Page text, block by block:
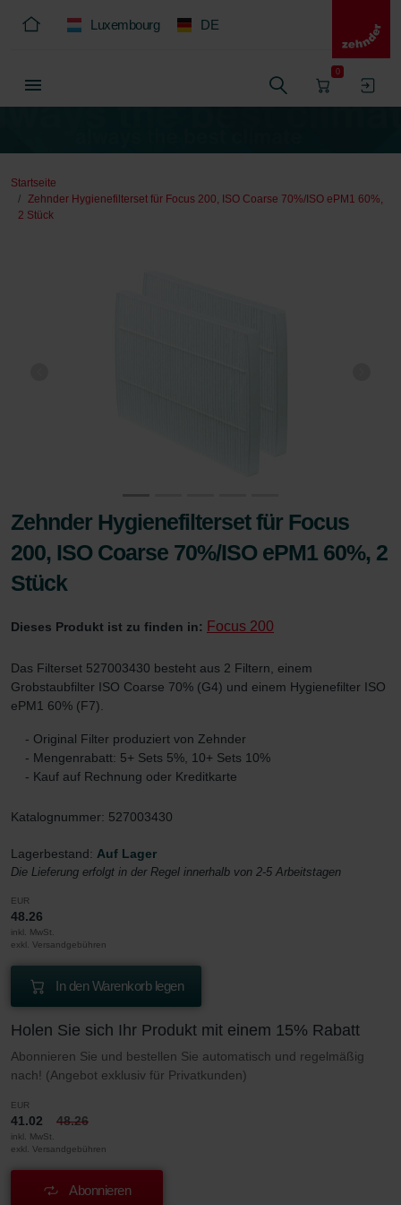
Luxembourg DE
0
Startseite
Zehnder Hygienefilterset für Focus 200, ISO Coarse 70%/ISO ePM1 60%,
2 Stück
Zehnder Hygienefilterset für Focus
200, ISO Coarse 70%/ISO ePM1 60%, 2
Stück
Dieses Produkt ist zu finden in: Focus 200
Das Filterset 527003430 besteht aus 2 Filtern, einem
Grobstaubfilter ISO Coarse 70% (G4) und einem Hygienefilter ISO
ePM1 60% (F7).
- Original Filter produziert von Zehnder
- Mengenrabatt: 5+ Sets 5%, 10+ Sets 10%
- Kauf auf Rechnung oder Kreditkarte
Katalognummer: 527003430
Lagerbestand: Auf Lager
Die Lieferung erfolgt in der Regel innerhalb von 2-5 Arbeitstagen
EUR
48.26
inkl. MwSt.
exkl. Versandgebühren
In den Warenkorb legen
Holen Sie sich Ihr Produkt mit einem 15% Rabatt
Abonnieren Sie und bestellen Sie automatisch und regelmäßig
nach! (Angebot exklusiv für Privatkunden)
EUR
41.02 48.26
inkl. MwSt.
exkl. Versandgebühren
Abonnieren